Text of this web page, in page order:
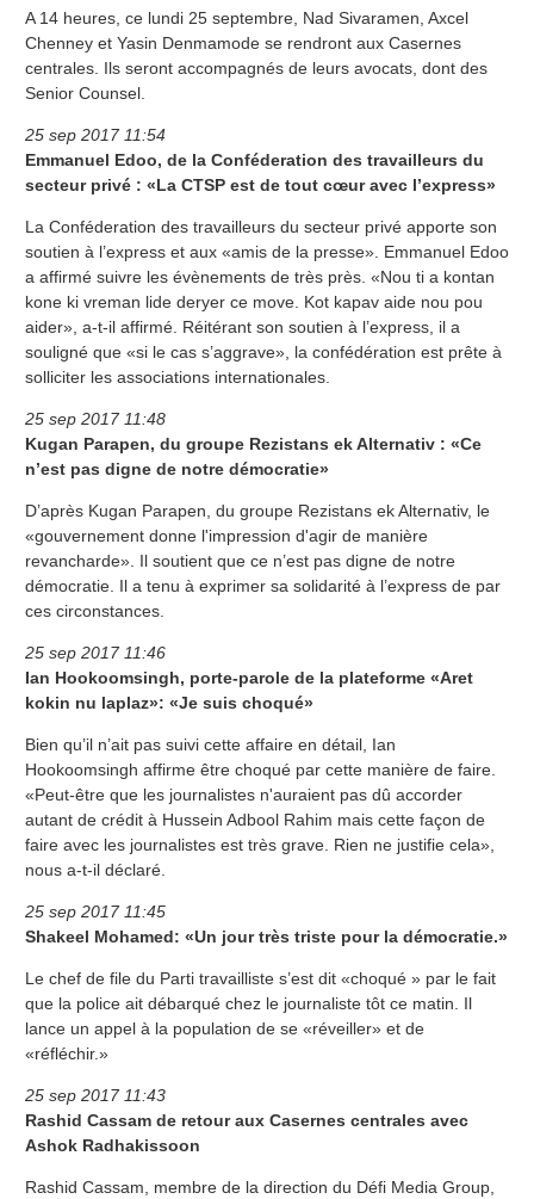
A 14 heures, ce lundi 25 septembre, Nad Sivaramen, Axcel
Chenney et Yasin Denmamode se rendront aux Casernes
centrales. Ils seront accompagnés de leurs avocats, dont des
Senior Counsel.
25 sep 2017 11:54
Emmanuel Edoo, de la Conféderation des travailleurs du
secteur privé : «La CTSP est de tout cœur avec l’express»
La Conféderation des travailleurs du secteur privé apporte son
soutien à l’express et aux «amis de la presse». Emmanuel Edoo
a affirmé suivre les évènements de très près. «Nou ti a kontan
kone ki vreman lide deryer ce move. Kot kapav aide nou pou
aider», a-t-il affirmé. Réitérant son soutien à l’express, il a
souligné que «si le cas s’aggrave», la confédération est prête à
solliciter les associations internationales.
25 sep 2017 11:48
Kugan Parapen, du groupe Rezistans ek Alternativ : «Ce
n’est pas digne de notre démocratie»
D’après Kugan Parapen, du groupe Rezistans ek Alternativ, le
«gouvernement donne l'impression d'agir de manière
revancharde». Il soutient que ce n’est pas digne de notre
démocratie. Il a tenu à exprimer sa solidarité à l’express de par
ces circonstances.
25 sep 2017 11:46
Ian Hookoomsingh, porte-parole de la plateforme «Aret
kokin nu laplaz»: «Je suis choqué»
Bien qu’il n’ait pas suivi cette affaire en détail, Ian
Hookoomsingh affirme être choqué par cette manière de faire.
«Peut-être que les journalistes n'auraient pas dû accorder
autant de crédit à Hussein Adbool Rahim mais cette façon de
faire avec les journalistes est très grave. Rien ne justifie cela»,
nous a-t-il déclaré.
25 sep 2017 11:45
Shakeel Mohamed: «Un jour très triste pour la démocratie.»
Le chef de file du Parti travailliste s’est dit «choqué » par le fait
que la police ait débarqué chez le journaliste tôt ce matin. Il
lance un appel à la population de se «réveiller» et de
«réfléchir.»
25 sep 2017 11:43
Rashid Cassam de retour aux Casernes centrales avec
Ashok Radhakissoon
Rashid Cassam, membre de la direction du Défi Media Group,